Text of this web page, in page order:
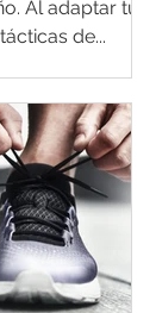
Al adaptar tu
de...